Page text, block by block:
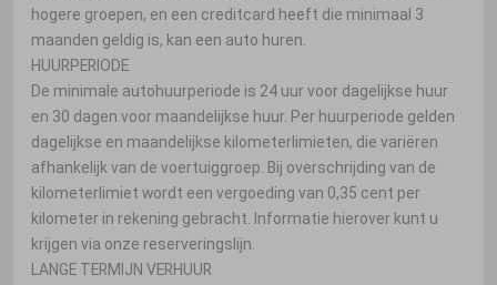
hogere groepen, en een creditcard heeft die minimaal 3
maanden geldig is, kan een auto huren.
HUURPERIODE
De minimale autohuurperiode is 24 uur voor dagelijkse huur
en 30 dagen voor maandelijkse huur. Per huurperiode gelden
dagelijkse en maandelijkse kilometerlimieten, die variëren
afhankelijk van de voertuiggroep. Bij overschrijding van de
kilometerlimiet wordt een vergoeding van 0,35 cent per
kilometer in rekening gebracht. Informatie hierover kunt u
krijgen via onze reserveringslijn.
LANGE TERMIJN VERHUUR